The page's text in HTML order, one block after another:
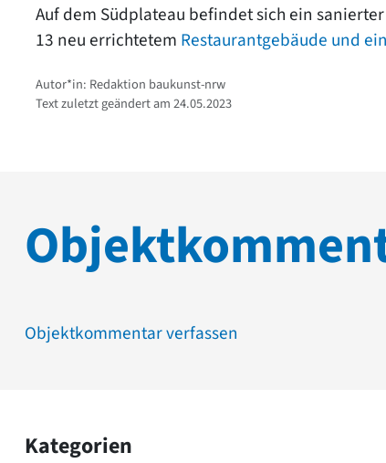
Auf dem Südplateau befindet sich ein
13 neu errichtetem Restaurantgebäude und
Autor*in: Redaktion baukunst-nrw
Text zuletzt geändert am 24.05.2023
Objektkommentar verfassen
Kategorien